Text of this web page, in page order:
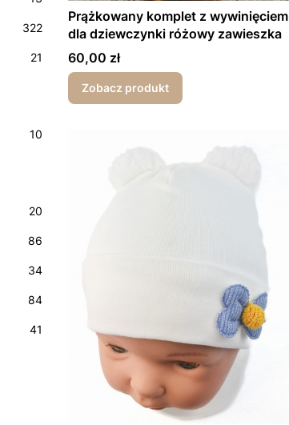
322
21
10
20
86
34
84
41
Prążkowany komplet z wywinięciem
dla dziewczynki różowy zawieszka
Cena
60,00 zł
Zobacz produkt